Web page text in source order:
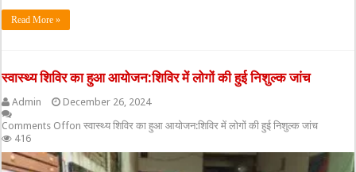
Read More »
स्वास्थ्य शिविर का हुआ आयोजन:शिविर में लोगों की हुई निशुल्क जांच
Admin
December 26, 2024
Comments Offon स्वास्थ्य शिविर का हुआ आयोजन:शिविर में लोगों की हुई निशुल्क जांच
416